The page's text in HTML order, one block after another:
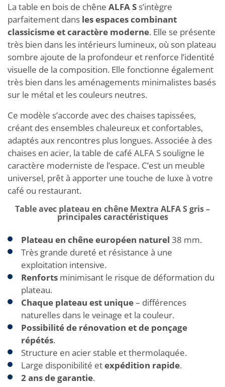
La table en bois de chêne ALFA S s’intègre
parfaitement dans les espaces combinant
classicisme et caractère moderne. Elle se présente
très bien dans les intérieurs lumineux, où son plateau
sombre ajoute de la profondeur et renforce l’identité
visuelle de la composition. Elle fonctionne également
très bien dans les aménagements minimalistes basés
sur le métal et les couleurs neutres.
Ce modèle s’accorde avec des chaises tapissées,
créant des ensembles chaleureux et confortables,
adaptés aux rencontres plus longues. Associée à des
chaises en acier, la table de café ALFA S souligne le
caractère moderniste de l’espace. C’est un meuble
universel, prêt à apporter une touche de luxe à votre
café ou restaurant.
Table avec plateau en chêne Mextra ALFA S gris –
principales caractéristiques
Plateau en chêne européen naturel 38 mm.
Très grande dureté et résistance à une
exploitation intensive.
Renforts minimisant le risque de déformation du
plateau.
Chaque plateau est unique– différences
naturelles dans le veinage et la couleur.
Possibilité de rénovation et de ponçage
répétés.
Structure en acier stable et thermolaquée.
Large disponibilité etexpédition rapide.
2 ans de garantie.